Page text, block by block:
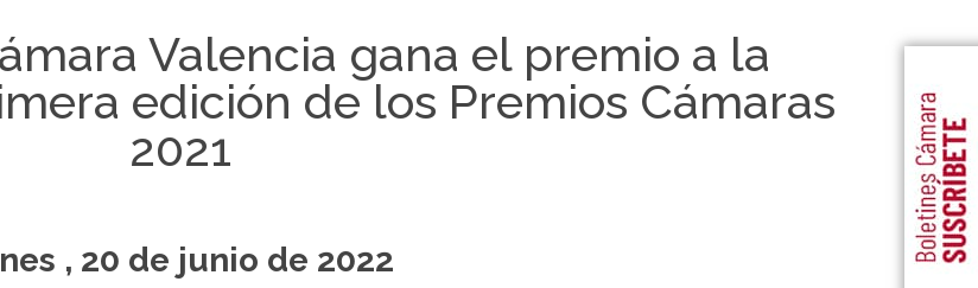
Valencia gana el premio a la
edición de los Premios Cámaras
2021
, 20 de junio de 2022